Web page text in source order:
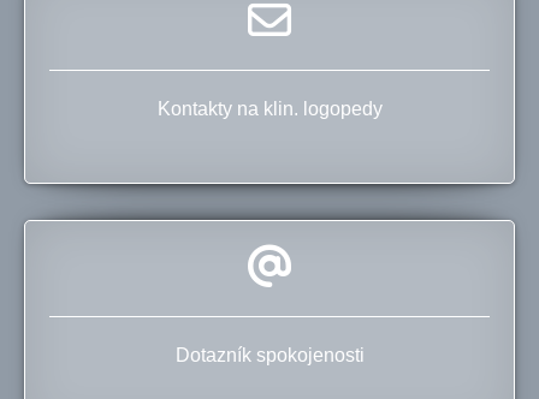
Kontakty na klin. logopedy
Dotazník spokojenosti